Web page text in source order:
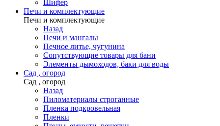
Шифер
Печи и комплектующие
Печи и комплектующие
Назад
Печи и мангалы
Печное литье, чугунина
Сопутствующие товары для бани
Элементы дымоходов, баки для воды
Сад , огород
Сад , огород
Назад
Пиломатериалы строганные
Пленка подкровельная
Пленки